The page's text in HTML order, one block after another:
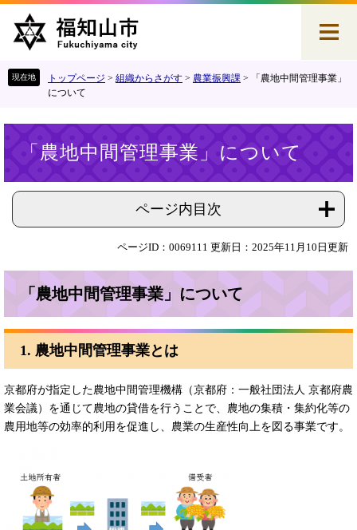
す
し
トップページ > 組織からさがす > 農業振興課 >
「農地中間管理事業」
について
「農地中間管理事業」について
ページ内目次
ページID：0069111 更新日：2025年11月10日更新
「農地中間管理事業」について
1. 農地中間管理事業とは
京都府が指定した農地中間管理機構（京都府：一般社団法人 京都府農
業会議）を通じて農地の貸借を行うことで、農地の集積・集約化等の
農用地等の効率的利用を促進し、農業の生産性向上を図る事業です。